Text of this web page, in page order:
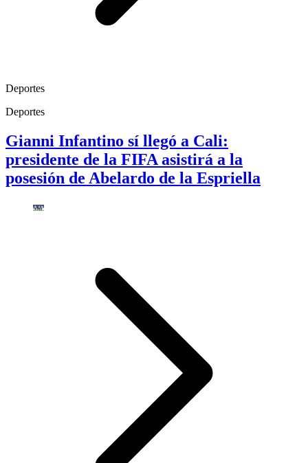
Deportes
Deportes
Gianni Infantino sí llegó a Cali:
presidente de la FIFA asistirá a la
posesión de Abelardo de la Espriella